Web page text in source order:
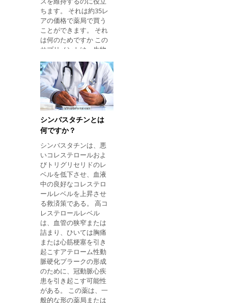
熟児と体重不足の子
供：1mI、1日4回。 幼
児：1~2mI、1日4回。
正常体重の子供：1〜
6mI、1日4回。 症状が
消えた後、再発を避け
るために、2日間の継
続が必要です。 ナイス
タチン膣クリーム： ア
プリケータ（4gに相
当）を14日間連続使用
して、膣に軟膏を導入
する。 症状が14日以内
に
ちます。 それは約35レ
アの価格で薬局で買う
ことができます。 それ
は何のためですか この
サプリメントは、生物
重要なビタミンとミネ
ラルの組成を持ってい
ます： 1.ビタミンA そ
れは、抗酸化作用を有
し、フリーラジカルに
対して作用し、これは
疾患および加齢に関連
する。 それは視力を改
善する。 2.ビタミンB1
ビタミンB1は体内の免
疫系を保護する健康な
細胞を作り出します。
さらに、このビタミン
は、単純な炭水化物を
分解するのにも必要で
す。 3.ビタミンB2 それ
は抗酸化作用を有し、
心血管疾患を予防す
る。 さらに、それは全
身への酸素の輸送に必
要な赤血球の生成にも
役立ちます。 ビタミン
B3 ビタミンB3は、良
いコレステロールであ
るHDLコレステロール
シンバスタチンとは
何ですか？
シンバスタチンは、悪
いコレステロールおよ
びトリグリセリドのレ
ベルを低下させ、血液
中の良好なコレステロ
ールレベルを上昇させ
る救済策である。 高コ
レステロールレベル
は、血管の狭窄または
詰まり、ひいては胸痛
または心筋梗塞を引き
起こすアテローム性動
脈硬化プラークの形成
のために、冠動脈心疾
患を引き起こす可能性
がある。 この薬は、一
般的な形の薬局または